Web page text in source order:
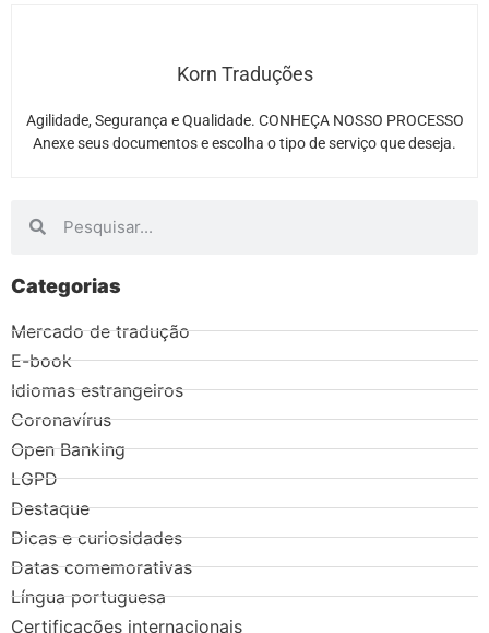
Korn Traduções
Agilidade, Segurança e Qualidade. CONHEÇA NOSSO PROCESSO
Anexe seus documentos e escolha o tipo de serviço que deseja.
Categorias
Mercado de tradução
E-book
Idiomas estrangeiros
Coronavírus
Open Banking
LGPD
Destaque
Dicas e curiosidades
Datas comemorativas
Língua portuguesa
Certificações internacionais